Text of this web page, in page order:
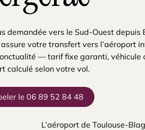
demandée vers le Sud-Ouest depuis
votre transfert vers l’aéroport
— tarif fixe garanti, véhicule
calculé selon votre vol.
le 06 89 52 84 48
L’aéroport de Toulouse-